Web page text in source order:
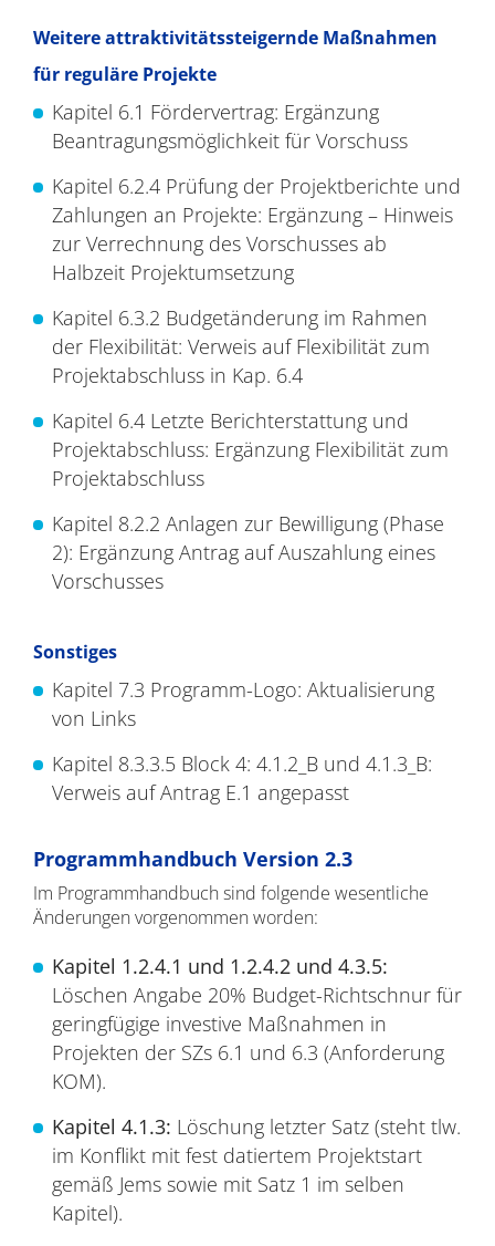
Weitere attraktivitätssteigernde Maßnahmen
für reguläre Projekte
Kapitel 6.1 Fördervertrag: Ergänzung
Beantragungsmöglichkeit für Vorschuss
Kapitel 6.2.4 Prüfung der Projektberichte und
Zahlungen an Projekte: Ergänzung – Hinweis
zur Verrechnung des Vorschusses ab
Halbzeit Projektumsetzung
Kapitel 6.3.2 Budgetänderung im Rahmen
der Flexibilität: Verweis auf Flexibilität zum
Projektabschluss in Kap. 6.4
Kapitel 6.4 Letzte Berichterstattung und
Projektabschluss: Ergänzung Flexibilität zum
Projektabschluss
Kapitel 8.2.2 Anlagen zur Bewilligung (Phase
2): Ergänzung Antrag auf Auszahlung eines
Vorschusses
Sonstiges
Kapitel 7.3 Programm-Logo: Aktualisierung
von Links
Kapitel 8.3.3.5 Block 4: 4.1.2_B und 4.1.3_B:
Verweis auf Antrag E.1 angepasst
Programmhandbuch Version 2.3
Im Programmhandbuch sind folgende wesentliche
Änderungen vorgenommen worden:
Kapitel 1.2.4.1 und 1.2.4.2 und 4.3.5:
Löschen Angabe 20% Budget-Richtschnur für
geringfügige investive Maßnahmen in
Projekten der SZs 6.1 und 6.3 (Anforderung
KOM).
Kapitel 4.1.3: Löschung letzter Satz (steht tlw.
im Konflikt mit fest datiertem Projektstart
gemäß Jems sowie mit Satz 1 im selben
Kapitel).